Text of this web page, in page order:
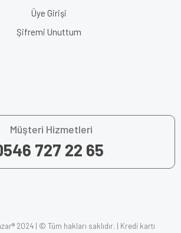
Üye Girişi
Şifremi Unuttum
Müşteri Hizmetleri
727 22 65
2024 | © Tüm hakları saklıdır. | Kredi kartı